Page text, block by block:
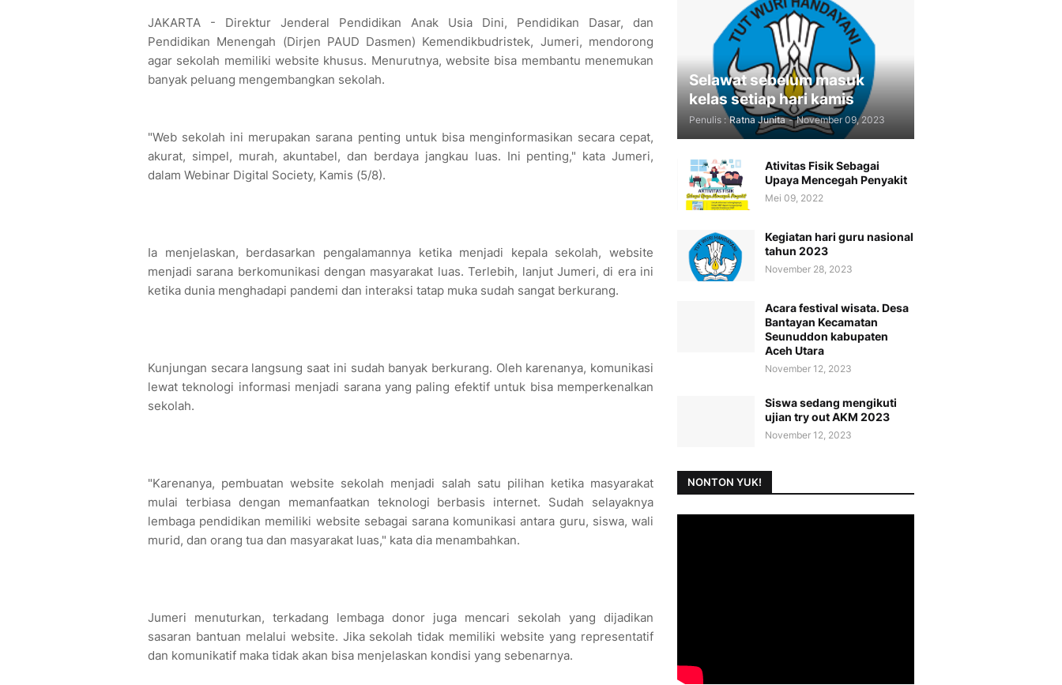
JAKARTA - Direktur Jenderal Pendidikan Anak Usia Dini, Pendidikan Dasar, dan
Pendidikan Menengah (Dirjen PAUD Dasmen) Kemendikbudristek, Jumeri, mendorong
agar sekolah memiliki website khusus. Menurutnya, website bisa membantu menemukan
banyak peluang mengembangkan sekolah.
"Web sekolah ini merupakan sarana penting untuk bisa menginformasikan secara cepat,
akurat, simpel, murah, akuntabel, dan berdaya jangkau luas. Ini penting," kata Jumeri,
dalam Webinar Digital Society, Kamis (5/8).
Ia menjelaskan, berdasarkan pengalamannya ketika menjadi kepala sekolah, website
menjadi sarana berkomunikasi dengan masyarakat luas. Terlebih, lanjut Jumeri, di era ini
ketika dunia menghadapi pandemi dan interaksi tatap muka sudah sangat berkurang.
Kunjungan secara langsung saat ini sudah banyak berkurang. Oleh karenanya, komunikasi
lewat teknologi informasi menjadi sarana yang paling efektif untuk bisa memperkenalkan
sekolah.
"Karenanya, pembuatan website sekolah menjadi salah satu pilihan ketika masyarakat
mulai terbiasa dengan memanfaatkan teknologi berbasis internet. Sudah selayaknya
lembaga pendidikan memiliki website sebagai sarana komunikasi antara guru, siswa, wali
murid, dan orang tua dan masyarakat luas," kata dia menambahkan.
Jumeri menuturkan, terkadang lembaga donor juga mencari sekolah yang dijadikan
sasaran bantuan melalui website. Jika sekolah tidak memiliki website yang representatif
dan komunikatif maka tidak akan bisa menjelaskan kondisi yang sebenarnya.
Selawat sebelum masuk
kelas setiap hari kamis
Penulis : Ratna Junita - November 09, 2023
Ativitas Fisik Sebagai
Upaya Mencegah Penyakit
Mei 09, 2022
Kegiatan hari guru nasional
tahun 2023
November 28, 2023
Acara festival wisata. Desa
Bantayan Kecamatan
Seunuddon kabupaten
Aceh Utara
November 12, 2023
Siswa sedang mengikuti
ujian try out AKM 2023
November 12, 2023
NONTON YUK!